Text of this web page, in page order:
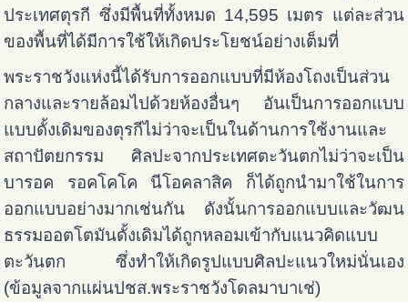
ประเทศตุรกี ซึ่งมีพื้นที่ทั้งหมด 14,595 เมตร แต่ละส่วน
ของพื้นที่ได้มีการใช้ให้เกิดประโยชน์อย่างเต็มที่
พระราชวังแห่งนี้ได้รับการออกแบบที่มีห้องโถงเป็นส่วน
กลางและรายล้อมไปด้วยห้องอื่นๆ อันเป็นการออกแบบ
แบบดั้งเดิมของตุรกีไม่ว่าจะเป็นในด้านการใช้งานและ
สถาปัตยกรรม ศิลปะจากประเทศตะวันตกไม่ว่าจะเป็น
บารอค รอคโคโค นีโอคลาสิค ก็ได้ถูกนำมาใช้ในการ
ออกแบบอย่างมากเช่นกัน ดังนั้นการออกแบบและวัฒน
ธรรมออตโตมันดั้งเดิมได้ถูกหลอมเข้ากับแนวคิดแบบ
ตะวันตก ซึ่งทำให้เกิดรูปแบบศิลปะแนวใหม่นั่นเอง
(ข้อมูลจากแผ่นปชส.พระราชวังโดลมาบาเช่)